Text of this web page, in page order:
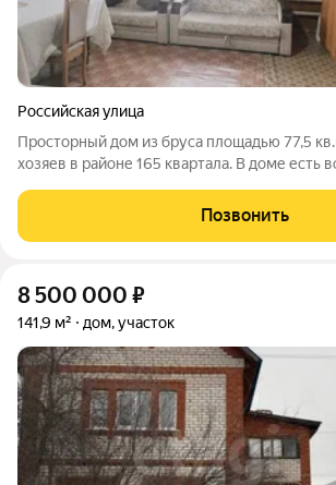
Российская улица
Просторный дом из бруса площадью 77,5
хозяев в районе 165 квартала. В доме есть
Участок размером 8 соток дополняет
ведет
Позвонить
8 500 000 ₽
141,9 м² дом, участок